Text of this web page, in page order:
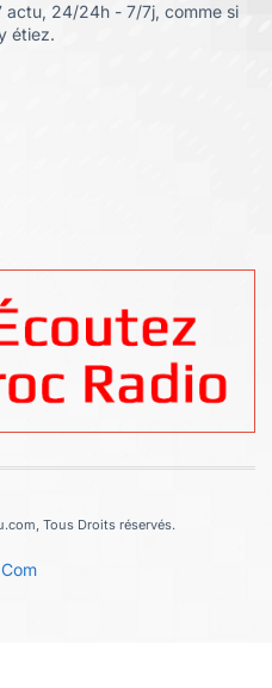
actu, 24/24h - 7/7j, comme si
étiez.
Tous Droits réservés.